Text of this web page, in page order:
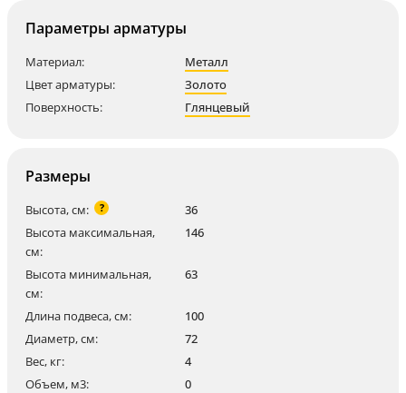
Параметры арматуры
Материал:
Металл
Цвет арматуры:
Золото
Поверхность:
Глянцевый
Размеры
Высота, см: ?
36
Высота максимальная,
см:
146
Высота минимальная,
см:
63
Длина подвеса, см:
100
Диаметр, см:
72
Вес, кг:
4
Объем, м3:
0